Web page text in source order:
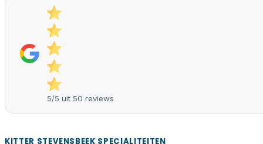
5/5 uit 50 reviews
KITTER STEVENSBEEK SPECIALITEITEN